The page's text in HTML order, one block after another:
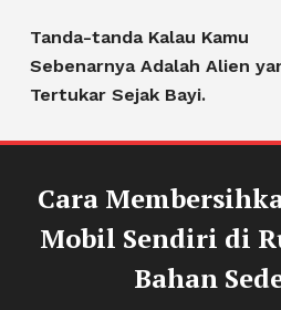
Tanda-tanda Kalau Kamu
Sebenarnya Adalah Alien
Tertukar Sejak Bayi.
Cara
Mobil Sendiri di
Bahan